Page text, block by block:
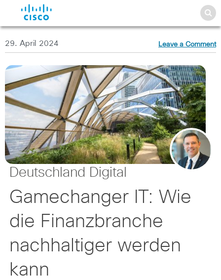
29. April 2024 Leave a Comment
Deutschland Digital
Gamechanger IT: Wie
die Finanzbranche
nachhaltiger werden
kann